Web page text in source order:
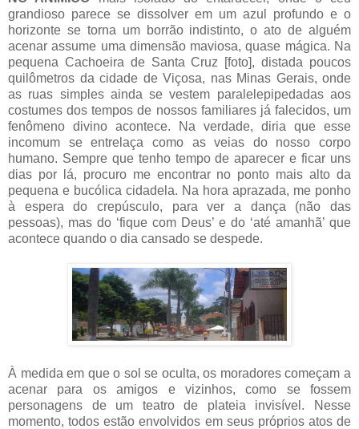
grandioso parece se dissolver em um azul profundo e o
horizonte se torna um borrão indistinto, o ato de alguém
acenar assume uma dimensão maviosa, quase mágica. Na
pequena Cachoeira de Santa Cruz [foto], distada poucos
quilômetros da cidade de Viçosa, nas Minas Gerais, onde
as ruas simples ainda se vestem paralelepipedadas aos
costumes dos tempos de nossos familiares já falecidos, um
fenômeno divino acontece. Na verdade, diria que esse
incomum se entrelaça como as veias do nosso corpo
humano. Sempre que tenho tempo de aparecer e ficar uns
dias por lá, procuro me encontrar no ponto mais alto da
pequena e bucólica cidadela. Na hora aprazada, me ponho
à espera do crepúsculo, para ver a dança (não das
pessoas), mas do ‘fique com Deus’ e do ‘até amanhã’ que
acontece quando o dia cansado se despede.
À medida em que o sol se oculta, os moradores começam a
acenar para os amigos e vizinhos, como se fossem
personagens de um teatro de plateia invisível. Nesse
momento, todos estão envolvidos em seus próprios atos de